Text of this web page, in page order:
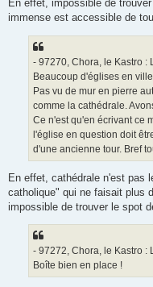
En effet, impossible de
immense est accessible de
- 97270, Chora, le Kastro :
Beaucoup d'églises en
Pas vu de mur en pierre
comme la cathédrale.
Ce n'est qu'en écrivant ce
l'église en question doit
d'une ancienne tour. Bref
En effet, cathédrale n'est pas
catholique" qui ne faisait plus
impossible de trouver le spot
- 97272, Chora, le Kastro :
Boîte bien en place !